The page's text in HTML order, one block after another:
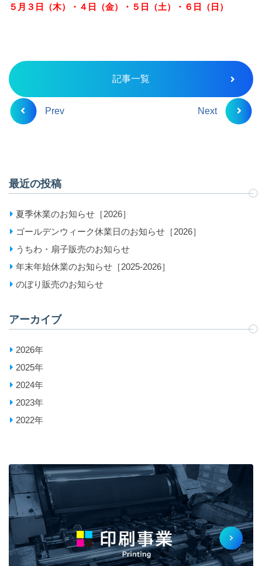
５月３日（木）・４日（金）・５日（土）・６日（日）
記事一覧
Prev Next
最近の投稿
夏季休業のお知らせ［2026］
ゴールデンウィーク休業日のお知らせ［2026］
うちわ・扇子販売のお知らせ
年末年始休業のお知らせ［2025-2026］
のぼり販売のお知らせ
アーカイブ
2026年
2025年
2024年
2023年
2022年